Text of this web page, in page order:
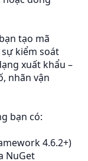
tạo mã
kiểm soát
xuất khẩu –
nhãn vận
bạn có:
4.6.2+)
NuGet